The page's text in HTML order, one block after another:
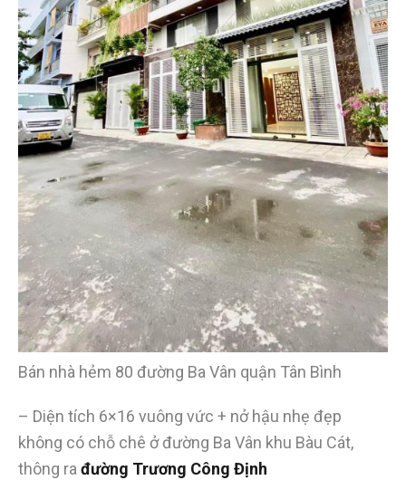
Bán nhà hẻm 80 đường Ba Vân quận Tân Bình
– Diện tích 6×16 vuông vức + nở hậu nhẹ đẹp
không có chỗ chê ở đường Ba Vân khu Bàu Cát,
thông rađường Trương Công Định